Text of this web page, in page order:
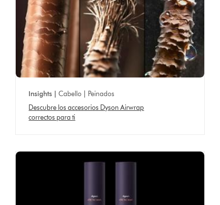
Insights |
Cabello | Peinados
Descubre los accesorios Dyson Airwrap
correctos para ti